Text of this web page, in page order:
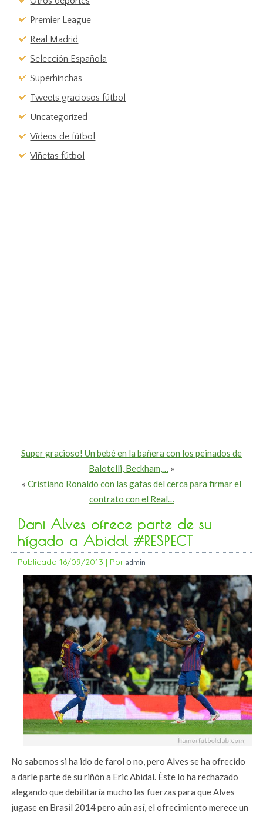
Premier League
Real Madrid
Selección Española
Superhinchas
Tweets graciosos fútbol
Uncategorized
Vídeos de fútbol
Viñetas fútbol
Super gracioso! Un bebé en la bañera con los peinados de
Balotelli, Beckham,… »
« Cristiano Ronaldo con las gafas del cerca para firmar el
contrato con el Real…
Dani Alves ofrece parte de su
hígado a Abidal #RESPECT
Publicado 16/09/2013 | Por admin
No sabemos si ha ido de farol o no, pero Alves se ha ofrecido
a darle parte de su riñón a Eric Abidal. Éste lo ha rechazado
alegando que debilitaría mucho las fuerzas para que Alves
jugase en Brasil 2014 pero aún así, el ofrecimiento merece un